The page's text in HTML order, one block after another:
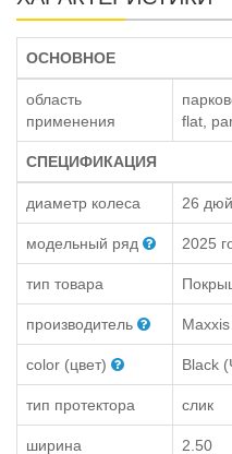
ОСНОВНОЕ
область
применения
flat,
СПЕЦИФИКАЦИЯ
диаметр колеса 26
модельный ряд 2025
тип товара
производитель Maxxis
color (цвет) Black
тип протектора слик
ширина 2.50